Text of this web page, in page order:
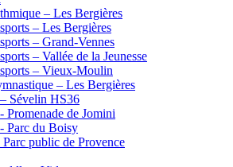
– Les Bergières
– Les Bergières
– Grand-Vennes
– Vallée de la Jeunesse
– Vieux-Moulin
– Les Bergières
Sévelin HS36
Promenade de Jomini
Parc du Boisy
public de Provence